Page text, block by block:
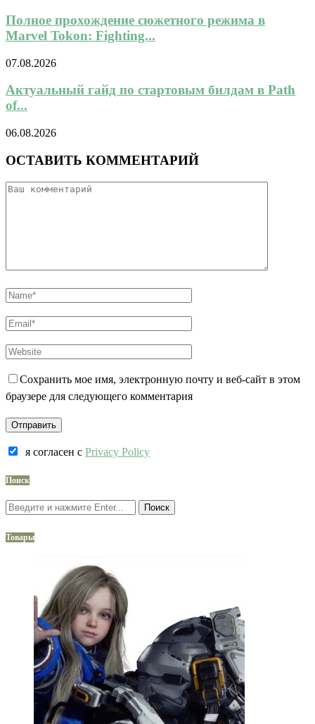
Полное прохождение сюжетного режима в
Marvel Tokon: Fighting...
07.08.2026
Актуальный гайд по стартовым билдам в Path
of...
06.08.2026
ОСТАВИТЬ КОММЕНТАРИЙ
Сохранить мое имя, электронную почту и веб-сайт в этом
браузере для следующего комментария
я согласен c Privacy Policy
Поиск
Поиск
Товары